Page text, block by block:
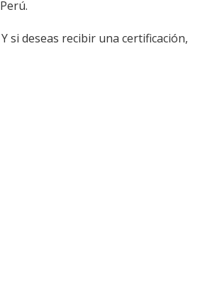
si deseas recibir una certificación,